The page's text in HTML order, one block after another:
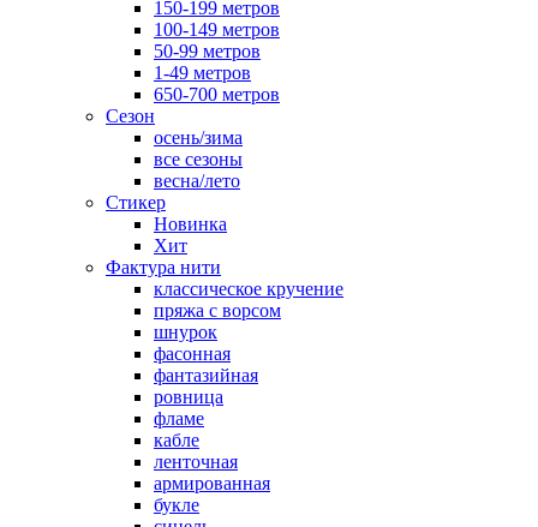
150-199 метров
100-149 метров
50-99 метров
1-49 метров
650-700 метров
Сезон
осень/зима
все сезоны
весна/лето
Стикер
Новинка
Хит
Фактура нити
классическое кручение
пряжа с ворсом
шнурок
фасонная
фантазийная
ровница
фламе
кабле
ленточная
армированная
букле